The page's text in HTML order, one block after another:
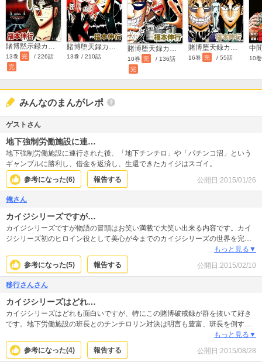
賭博黙示録カイジ
13巻 完
/ 226話
完
賭博堕天録カイジ
13巻 / 210話
賭博堕天録カイジ 和也編
10巻 完
/ 136話
完
16巻 完 / 55話 10巻
みんなのまんがレポ
ゲストさん
地下強制労働施設に連…
地下強制労働施設に連行された後、「地下チンチロ」や「パチンコ沼」という
ギャンブルに勝利し、借金を返済し、生還できたカイジはスゴイ。
参考になった(6) 報告する 公開日:2015/01/26
俺さん
カイジシリーズですが…
カイジシリーズですが物語の冒頭はお笑い満載で大笑い出来る内容です。カイ
ジシリーズ初のヒロイン役として美心が今までのカイジシリーズの世界を完全
に破壊してしまう。その後物語は世界を牛耳る組織帝愛グループが最重要人物
としてカイジに新たなギャンブルに参加させる。
もっと見る▼
参考になった(5) 報告する 公開日:2015/02/10
移行さんさん
カイジシリーズはどれ…
カイジシリーズはどれも面白いですが、特にこの賭博破戒録が群を抜いて好き
です。地下労働施設の班長とのチンチロリン対決は明言も豊富、班長を倒すた
めのトリックや、猿芝居、倒した時の爽快感など何度見てもワクワクできま
す。
もっと見る▼
参考になった(4) 報告する 公開日:2015/08/28